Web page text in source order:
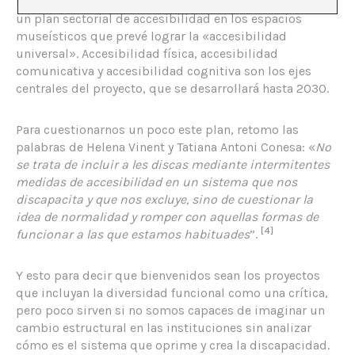
un plan sectorial de accesibilidad en los espacios
museísticos que prevé lograr la «accesibilidad
universal». Accesibilidad física, accesibilidad
comunicativa y accesibilidad cognitiva son los ejes
centrales del proyecto, que se desarrollará hasta 2030.
Para cuestionarnos un poco este plan, retomo las
palabras de Helena Vinent y Tatiana Antoni Conesa: «No
se trata de incluir a les discas mediante intermitentes
medidas de accesibilidad en un sistema que nos
discapacita y que nos excluye, sino de cuestionar la
idea de normalidad y romper con aquellas formas de
funcionar a las que estamos habituades”. [4]
Y esto para decir que bienvenidos sean los proyectos
que incluyan la diversidad funcional como una crítica,
pero poco sirven si no somos capaces de imaginar un
cambio estructural en las instituciones sin analizar
cómo es el sistema que oprime y crea la discapacidad.